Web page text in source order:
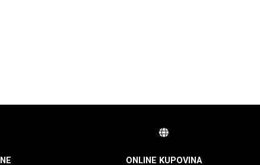
ONLINE KUPOVINA